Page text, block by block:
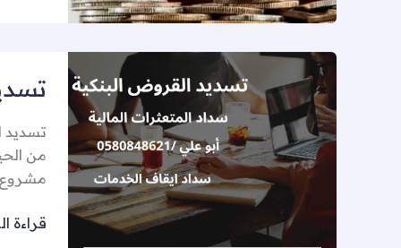
تسديد
من
مشروع
قراءة